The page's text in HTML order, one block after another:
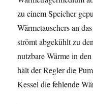
zu einem Speicher
Wärmetauschers an
strömt abgekühlt zu
nutzbare Wärme in
hält der Regler die
Kessel die fehlende